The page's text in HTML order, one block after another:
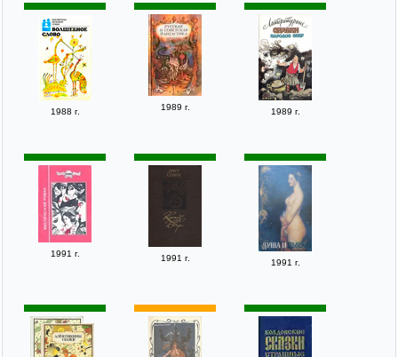
1988 г. 1989 г. 1989 г.
1991 г. 1991 г. 1991 г.